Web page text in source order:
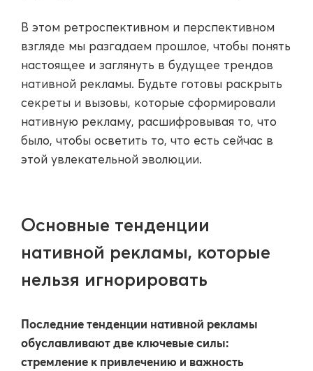
В этом ретроспективном и перспективном
взгляде мы разгадаем прошлое, чтобы понять
настоящее и заглянуть в будущее трендов
нативной рекламы. Будьте готовы раскрыть
секреты и вызовы, которые сформировали
нативную рекламу, расшифровывая то, что
было, чтобы осветить то, что есть сейчас в
этой увлекательной эволюции.
Основные тенденции
нативной рекламы, которые
нельзя игнорировать
Последние тенденции нативной рекламы
обуславливают две ключевые силы:
стремление к привлечению и важность